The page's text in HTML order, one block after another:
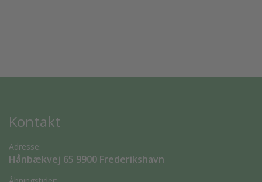
Kontakt
Adresse:
Hånbækvej 65 9900 Frederikshavn